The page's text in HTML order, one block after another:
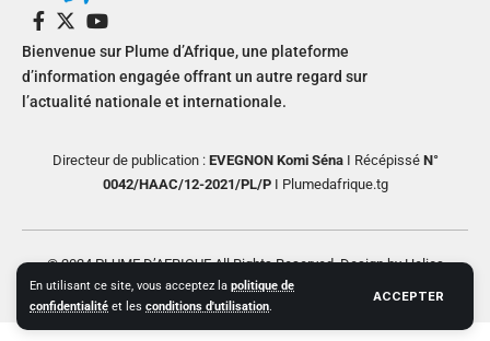
En utilisant ce site, vous acceptez la politique de
confidentialité et les conditions d'utilisation.
ACCEPTER
Bienvenue sur Plume d’Afrique, une plateforme
d’information engagée offrant un autre regard sur
l’actualité nationale et internationale.
Directeur de publication : EVEGNON Komi SénaI RécépisséN°
0042/HAAC/12-2021/PL/PI Plumedafrique.tg
© 2024 PLUME D’AFRIQUE All Rights Reserved. Design by Helios
Creative